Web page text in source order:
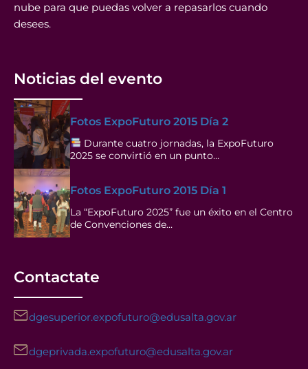
nube para que puedas volver a repasarlos cuando
desees.
Noticias del evento
Fotos ExpoFuturo 2015 Día 2
Durante cuatro jornadas, la ExpoFuturo
2025 se convirtió en un punto…
Fotos ExpoFuturo 2015 Día 1
La “ExpoFuturo 2025” fue un éxito en el Centro
de Convenciones de…
Contactate
dgesuperior.expofuturo@edusalta.gov.ar
dgeprivada.expofuturo@edusalta.gov.ar